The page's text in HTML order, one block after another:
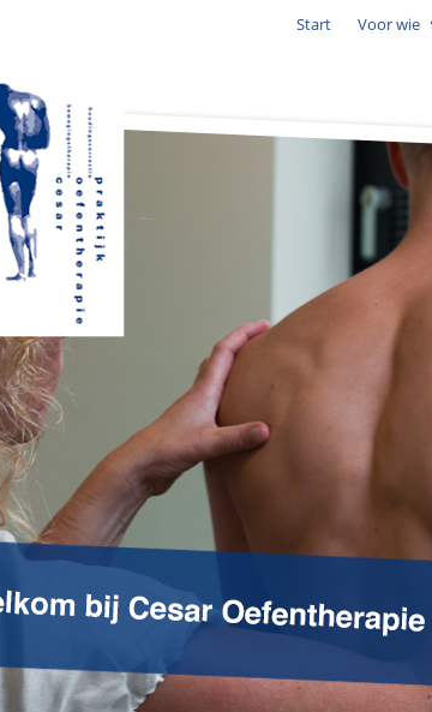
Start Voor wie